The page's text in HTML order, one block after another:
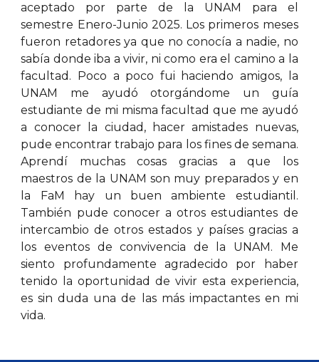
aceptado por parte de la UNAM para el
semestre Enero-Junio 2025. Los primeros meses
fueron retadores ya que no conocía a nadie, no
sabía donde iba a vivir, ni como era el camino a la
facultad. Poco a poco fui haciendo amigos, la
UNAM me ayudó otorgándome un guía
estudiante de mi misma facultad que me ayudó
a conocer la ciudad, hacer amistades nuevas,
pude encontrar trabajo para los fines de semana.
Aprendí muchas cosas gracias a que los
maestros de la UNAM son muy preparados y en
la FaM hay un buen ambiente estudiantil.
También pude conocer a otros estudiantes de
intercambio de otros estados y países gracias a
los eventos de convivencia de la UNAM. Me
siento profundamente agradecido por haber
tenido la oportunidad de vivir esta experiencia,
es sin duda una de las más impactantes en mi
vida.